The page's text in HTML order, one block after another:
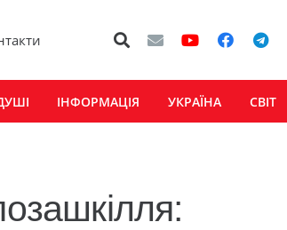
ІНФОРМАЦІЯ УКРАЇНА СВІТ